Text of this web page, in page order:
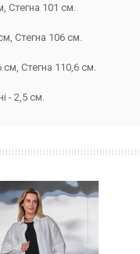
Стегна 101 см.
Стегна 106 см.
Стегна 110,6 см.
- 2,5 см.